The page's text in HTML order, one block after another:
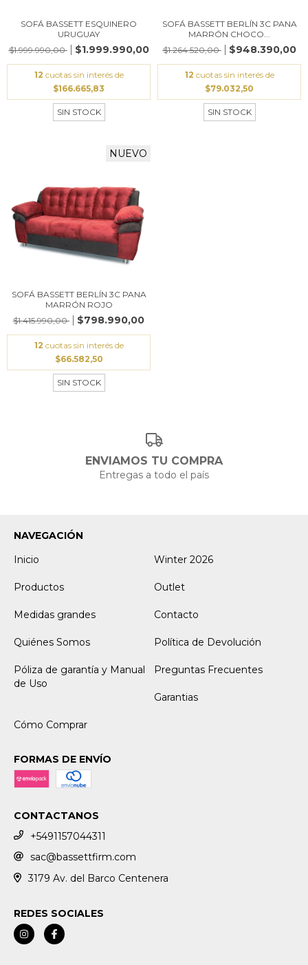
SOFÁ BASSETT ESQUINERO
URUGUAY
$1.999.990,00
$1.999.990,00
12 cuotas sin interés de
$166.665,83
SIN STOCK
SOFÁ BASSETT BERLÍN 3C PANA
MARRÓN CHOCO...
$1.264.520,00
$948.390,00
12 cuotas sin interés de
$79.032,50
SIN STOCK
NUEVO
SOFÁ BASSETT BERLÍN 3C PANA
MARRÓN ROJO
$1.415.990,00
$798.990,00
12 cuotas sin interés de
$66.582,50
SIN STOCK
ENVIAMOS TU COMPRA
Entregas a todo el país
NAVEGACIÓN
Inicio
Winter 2026
Productos Outlet
Medidas grandes Contacto
Quiénes Somos Política de Devolución
Póliza de garantía y Manual
de Uso
Preguntas Frecuentes
Garantias
Cómo Comprar
FORMAS DE ENVÍO
CONTACTANOS
+5491157044311
sac@bassettfirm.com
3179 Av. del Barco Centenera
REDES SOCIALES